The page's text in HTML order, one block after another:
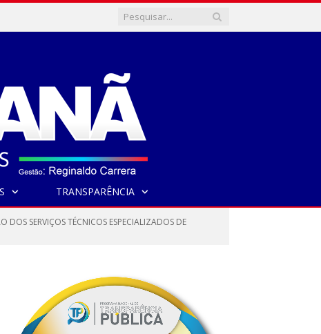
TRANSPARÊNCIA
SERVIÇOS TÉCNICOS ESPECIALIZADOS DE